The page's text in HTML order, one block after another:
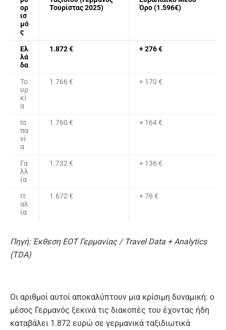
ορ
ισ
μό
ς
Τουρίστας 2025)
Όρο (1.596€)
Ελ
λά
δα
1.872 € + 276 €
Το
υρ
κί
α
1.766 € + 170 €
Ισ
πα
νί
α
1.760 € + 164 €
Γα
λλ
ία
1.732 € + 136 €
Ιτ
αλ
ία
1.672 € + 76 €
Πηγή: Έκθεση ΕΟΤ Γερμανίας/ Travel Data + Analytics
(TDA)
Οι αριθμοί αυτοί αποκαλύπτουν μια κρίσιμη δυναμική: ο
μέσος Γερμανός ξεκινά τις διακοπές του έχοντας ήδη
καταβάλει 1.872 ευρώ σε γερμανικά ταξιδιωτικά